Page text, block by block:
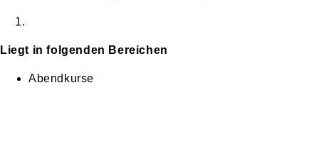
Liegt in folgenden Bereichen
Abendkurse